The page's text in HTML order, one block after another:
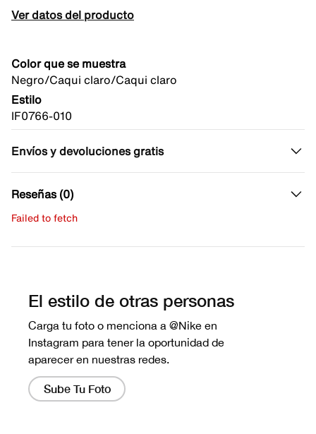
Ver datos del producto
Color que se muestra
Negro/Caqui claro/Caqui claro
Estilo
IF0766-010
Envíos y devoluciones gratis
Reseñas (0)
Failed to fetch